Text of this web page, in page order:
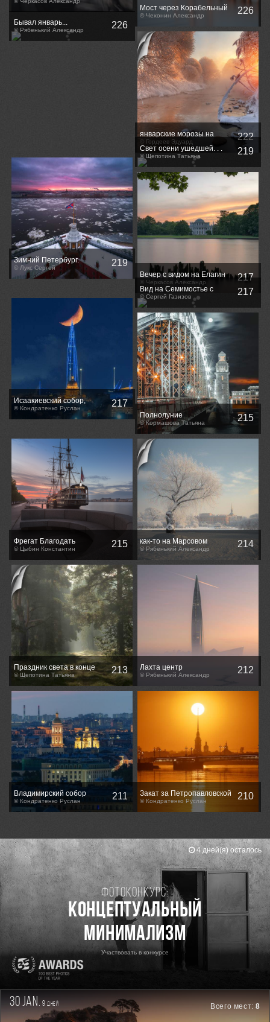
Мост через Корабельный
фарватер
© Чехонин Александр 226
Бывал январь...
© Рябенький Александр 226
январские морозы на
Муринском ручье...
© Гордеев Эдуард 222
Зимний Петербург.
Нарышкин бастион
© Лукс Сергей 219
Свет осени ушедшей. . .
© Щепотина Татьяна 219
Вечер с видом на Елагин
дворец
© Черкасов Александр 217
Исаакиевский собор,
Лахта-центр и Луна на
одной линии
© Кондратенко Руслан 217
Вид на Семимостье с
крыши
© Сергей Газизов 217
Полнолуние
© Кормашова Татьяна 215
Фрегат Благодать
© Цыбин Константин 215 как-то на Марсовом
© Рябенький Александр 214
Праздник света в конце
лета
© Щепотина Татьяна 213 Лахта центр
© Рябенький Александр 212
Владимирский собор
© Кондратенко Руслан 211
Закат за Петропавловской
крепостью
© Кондратенко Руслан 210
Фотоконкурс:
Концептуальный
минимализм
Участвовать в конкурсе
4 дней(я) осталось
30 jan. 9дней Всего мест:8